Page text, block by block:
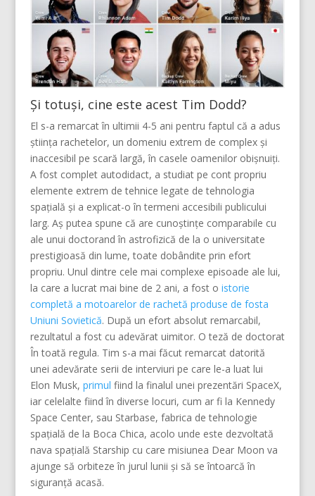
Și totuși, cine este acest Tim Dodd?
El s-a remarcat în ultimii 4-5 ani pentru faptul că a adus
știința rachetelor, un domeniu extrem de complex și
inaccesibil pe scară largă, în casele oamenilor obișnuiți.
A fost complet autodidact, a studiat pe cont propriu
elemente extrem de tehnice legate de tehnologia
spațială și a explicat-o în termeni accesibili publicului
larg. Aș putea spune că are cunoștințe comparabile cu
ale unui doctorand în astrofizică de la o universitate
prestigioasă din lume, toate dobândite prin efort
propriu. Unul dintre cele mai complexe episoade ale lui,
la care a lucrat mai bine de 2 ani, a fost o istorie
completă a motoarelor de rachetă produse de fosta
Uniuni Sovietică. După un efort absolut remarcabil,
rezultatul a fost cu adevărat uimitor. O teză de doctorat
În toată regula. Tim s-a mai făcut remarcat datorită
unei adevărate serii de interviuri pe care le-a luat lui
Elon Musk, primul fiind la finalul unei prezentări SpaceX,
iar celelalte fiind în diverse locuri, cum ar fi la Kennedy
Space Center, sau Starbase, fabrica de tehnologie
spațială de la Boca Chica, acolo unde este dezvoltată
nava spațială Starship cu care misiunea Dear Moon va
ajunge să orbiteze în jurul lunii și să se întoarcă în
siguranță acasă.